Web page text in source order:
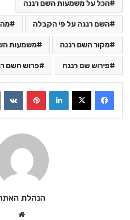
הכל על משמעות השם רננה
השם רננה על פי הקבלה
מקור השם רננה משמעות
פירוש שם רננה פרוש השם
LinkedIn
VKontakte
הנהלת